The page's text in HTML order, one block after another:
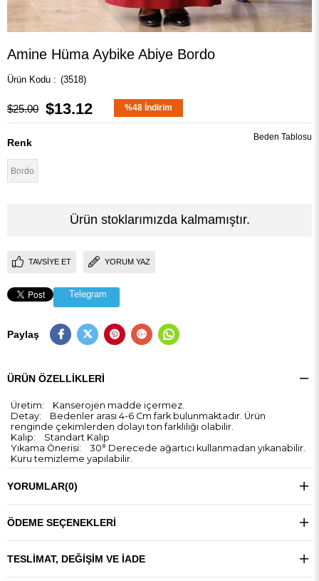
Amine Hüma Aybike Abiye Bordo
(3518)
$25.00 $13.12 %48 İndirim
Renk
Bordo
Beden Tablosu
Ürün stoklarımızda kalmamıştır.
TAVSIYE ET YORUM YAZ
Telegram
Paylaş
ÜRÜN ÖZELLIKLERI
Üretim: Kanserojen madde içermez.
Detay: Bedenler arası 4-6 Cm fark bulunmaktadır. Ürün
renginde çekimlerden dolayı ton farklılığı olabilir.
Kalıp: Standart Kalıp
Yıkama Önerisi: 30° Derecede ağartıcı kullanmadan yıkanabilir.
Kuru temizleme yapılabilir.
YORUMLAR(0)
ÖDEME SEÇENEKLERI
TESLIMAT, DEĞIŞIM VE İADE